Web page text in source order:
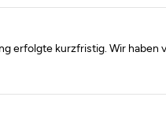
erfolgte kurzfristig. Wir haben